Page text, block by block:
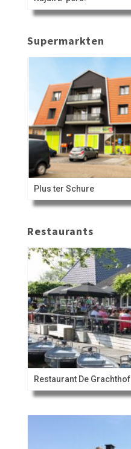
Supermarkten
Plus ter Schure
Restaurants
Restaurant De Grachthof